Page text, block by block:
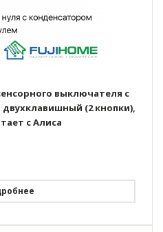
выключателя с
двухклавишный (2 кнопки),
с Алиса